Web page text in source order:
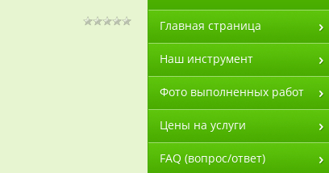
Главная страница
Наш инструмент
Фото выполненных работ
Цены на услуги
FAQ (вопрос/ответ)